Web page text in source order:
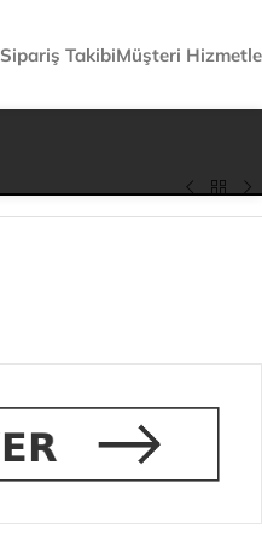
Sipariş TakibiMüşteri